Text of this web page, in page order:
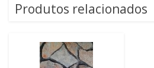
Produtos relacionados